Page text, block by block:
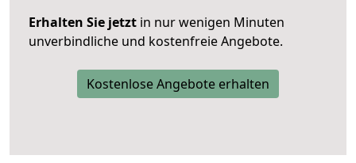
Erhalten Sie jetzt in nur wenigen Minuten
unverbindliche und kostenfreie Angebote.
Kostenlose Angebote erhalten